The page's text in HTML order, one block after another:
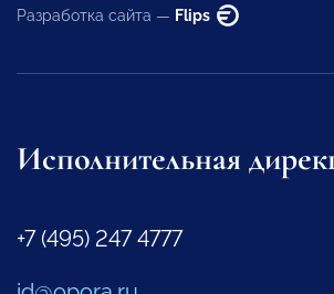
Разработка сайта — Flips
Исполнительная
+7 (495) 247 4777